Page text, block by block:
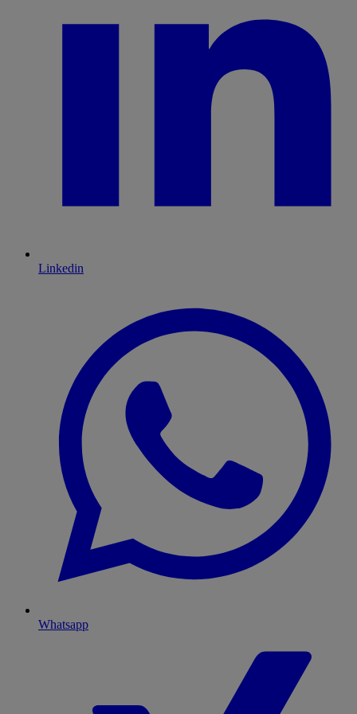
Linkedin
Whatsapp